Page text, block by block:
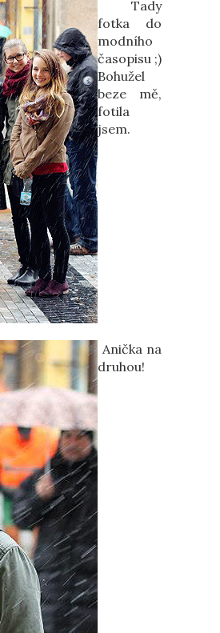
Tady
fotka do
modního
časopisu ;)
Bohužel
beze mě,
fotila
jsem.
Anička na
druhou!